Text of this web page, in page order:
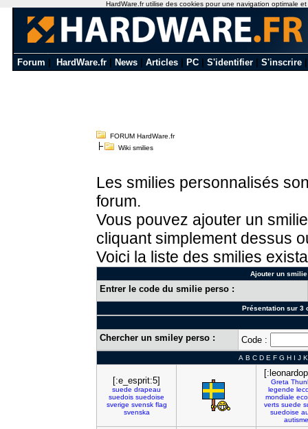
Forum HardWare.fr News Articles PC S'identifier S'inscrire
FORUM HardWare.fr
Wiki smilies
Les smilies personnalisés
forum.
Vous pouvez ajouter un
cliquant simplement dessus
Voici la liste des smilies
Ajouter un
Entrer le code du smilie perso :
Présentation sur 3
Chercher un smiley perso : Code :
A B C D E F G H I J K
[:e_esprit:5]
suede drapeau
suedois suedoise
sverige svensk flag
svenska
Greta
legende
mondiale
verts suede
suedoise
autisme
HardWare.fr utilise des cookies pour une navigation optimale